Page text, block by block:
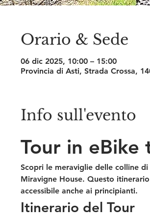
Orario & Sede
06 dic 2025, 10:00 – 15:00
Provincia di Asti, Strada Crossa,
Info sull'evento
Tour in eBike
Scopri le meraviglie delle colline
Miravigne House. Questo
accessibile anche ai principianti.
Itinerario del Tour